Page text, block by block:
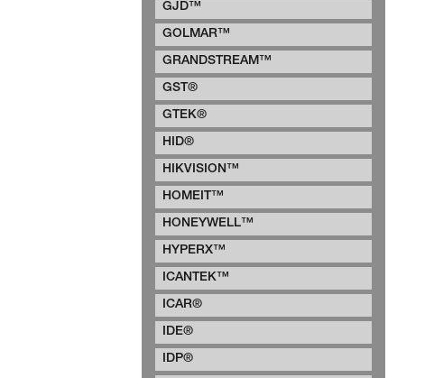
GJD™
GOLMAR™
GRANDSTREAM™
GST®
GTEK®
HID®
HIKVISION™
HOMEIT™
HONEYWELL™
HYPERX™
ICANTEK™
ICAR®
IDE®
IDP®